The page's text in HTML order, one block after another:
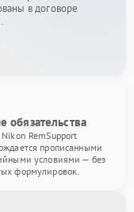
в договоре
обязательства
Nikon RemSupport
прописанными
условиями — без
формулировок.